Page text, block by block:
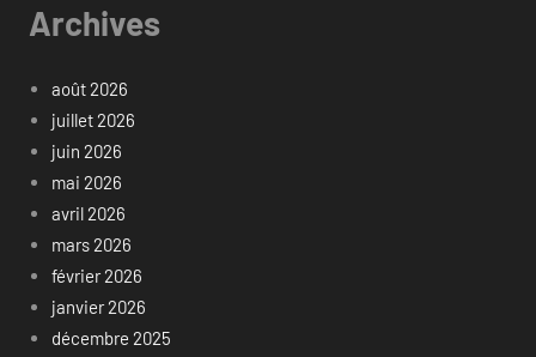
Archives
août 2026
juillet 2026
juin 2026
mai 2026
avril 2026
mars 2026
février 2026
janvier 2026
décembre 2025